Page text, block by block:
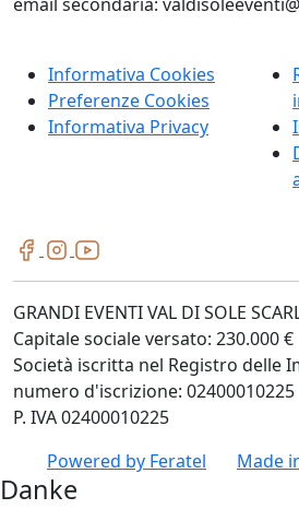
Informativa Cookies
Preferenze Cookies
Informativa Privacy
GRANDI EVENTI VAL DI SOLE
Capitale sociale versato: 230.000 €
Società iscritta nel Registro delle
numero d'iscrizione: 02400010225
P. IVA 02400010225
Powered by Feratel Made
Danke